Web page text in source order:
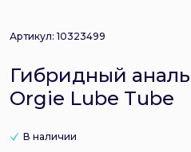
Артикул: 10323499
Гибридный
Orgie Lube Tube
В наличии